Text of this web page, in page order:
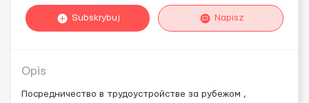
Subskrybuj Napisz
Opis
Посредничество в трудоустройстве за рубежом ,